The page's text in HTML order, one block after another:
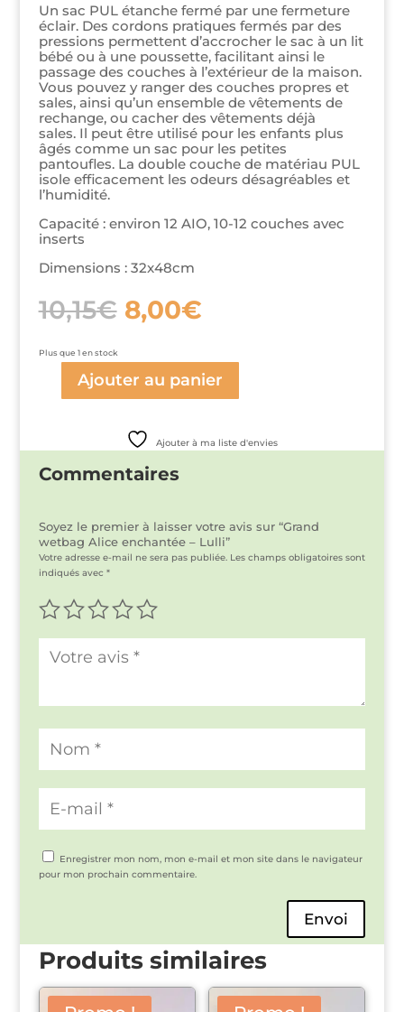
Un sac PUL étanche fermé par une fermeture
éclair. Des cordons pratiques fermés par des
pressions permettent d’accrocher le sac à un lit
bébé ou à une poussette, facilitant ainsi le
passage des couches à l’extérieur de la maison.
Vous pouvez y ranger des couches propres et
sales, ainsi qu’un ensemble de vêtements de
rechange, ou cacher des vêtements déjà
sales. Il peut être utilisé pour les enfants plus
âgés comme un sac pour les petites
pantoufles. La double couche de matériau PUL
isole efficacement les odeurs désagréables et
l’humidité.
Capacité : environ 12 AIO, 10-12 couches avec
inserts
Dimensions : 32x48cm
10,15€ Le
prix
était :
10,15€.
8,00€Le
prix
est :
8,00€.
Plus que 1 en stock
quantité
Alice
enchantée
-
Ajouter au panier
Ajouter à ma liste d'envies
Commentaires
Soyez le premier à laisser votre avis sur “Grand
wetbag Alice enchantée – Lulli”
Votre adresse e-mail ne sera pas publiée. Les champs obligatoires sont
indiqués avec *
Enregistrer mon nom, mon e-mail et mon site dans le navigateur
pour mon prochain commentaire.
Envoi
Produits similaires